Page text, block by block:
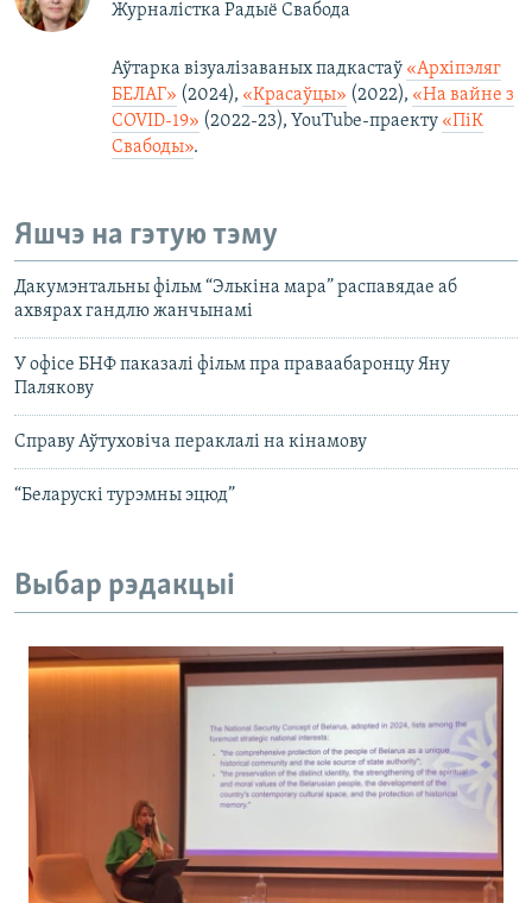
Журналістка Радыё Свабода
Аўтарка візуалізаваных падкастаў «Архіпэляг
БЕЛАГ» (2024), «Красаўцы» (2022), «На вайне з
COVID-19» (2022-23), YouTube-праекту «ПіК
Свабоды».
Яшчэ на гэтую тэму
Дакумэнтальны фільм “Элькіна мара” распавядае аб
ахвярах гандлю жанчынамі
У офісе БНФ паказалі фільм пра праваабаронцу Яну
Палякову
Справу Аўтуховіча пераклалі на кінамову
“Беларускі турэмны эцюд”
Выбар рэдакцыі